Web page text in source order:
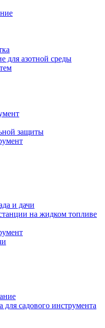
для азотной среды
защиты
и дачи
на жидком топливе
для садового инструмента